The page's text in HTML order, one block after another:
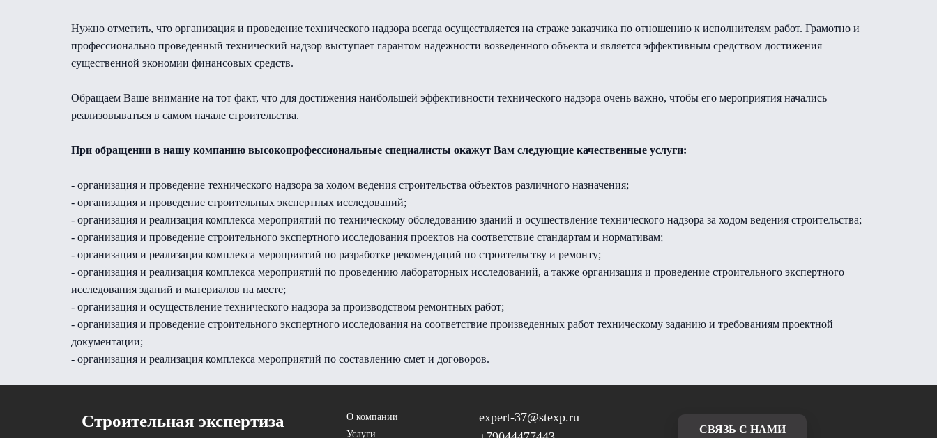
Нужно отметить, что организация и проведение технического надзора всегда осуществляется на страже заказчика по отношению к исполнителям работ. Грамотно и
профессионально проведенный технический надзор выступает гарантом надежности возведенного объекта и является эффективным средством достижения
существенной экономии финансовых средств.
Обращаем Ваше внимание на тот факт, что для достижения наибольшей эффективности технического надзора очень важно, чтобы его мероприятия начались
реализовываться в самом начале строительства.
При обращении в нашу компанию высокопрофессиональные специалисты окажут Вам следующие качественные услуги:
- организация и проведение технического надзора за ходом ведения строительства объектов различного назначения;
- организация и проведение строительных экспертных исследований;
- организация и реализация комплекса мероприятий по техническому обследованию зданий и осуществление технического надзора за ходом ведения строительства;
- организация и проведение строительного экспертного исследования проектов на соответствие стандартам и нормативам;
- организация и реализация комплекса мероприятий по разработке рекомендаций по строительству и ремонту;
- организация и реализация комплекса мероприятий по проведению лабораторных исследований, а также организация и проведение строительного экспертного
исследования зданий и материалов на месте;
- организация и осуществление технического надзора за производством ремонтных работ;
- организация и проведение строительного экспертного исследования на соответствие произведенных работ техническому заданию и требованиям проектной
документации;
- организация и реализация комплекса мероприятий по составлению смет и договоров.
Cтроительная экспертиза
О компании
Услуги
expert-37@stexp.ru
CВЯЗЬ С НАМИ